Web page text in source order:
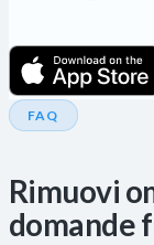
FAQ
Rimuovi
domande